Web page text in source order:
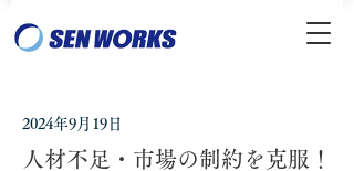
2024年9月19日
人材不足・市場の制約を克服！